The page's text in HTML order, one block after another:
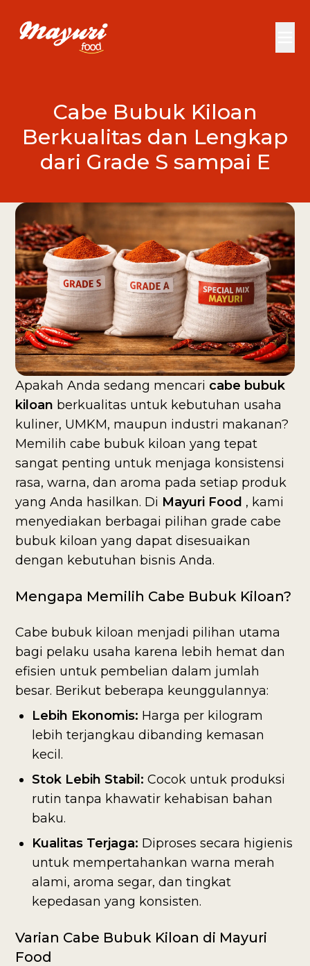
Cabe Bubuk Kiloan
Berkualitas dan Lengkap
dari Grade S sampai E
Apakah Anda sedang mencari cabe bubuk
kiloan berkualitas untuk kebutuhan usaha
kuliner, UMKM, maupun industri makanan?
Memilih cabe bubuk kiloan yang tepat
sangat penting untuk menjaga konsistensi
rasa, warna, dan aroma pada setiap produk
yang Anda hasilkan. Di Mayuri Food , kami
menyediakan berbagai pilihan grade cabe
bubuk kiloan yang dapat disesuaikan
dengan kebutuhan bisnis Anda.
Mengapa Memilih Cabe Bubuk Kiloan?
Cabe bubuk kiloan menjadi pilihan utama
bagi pelaku usaha karena lebih hemat dan
efisien untuk pembelian dalam jumlah
besar. Berikut beberapa keunggulannya:
Lebih Ekonomis: Harga per kilogram
lebih terjangkau dibanding kemasan
kecil.
Stok Lebih Stabil: Cocok untuk produksi
rutin tanpa khawatir kehabisan bahan
baku.
Kualitas Terjaga: Diproses secara higienis
untuk mempertahankan warna merah
alami, aroma segar, dan tingkat
kepedasan yang konsisten.
Varian Cabe Bubuk Kiloan di Mayuri
Food